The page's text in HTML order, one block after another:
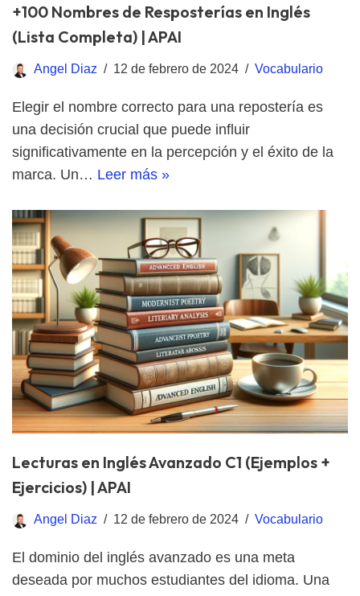
+100 Nombres de Resposterías en Inglés
(Lista Completa) | APAI
Angel Diaz 12 de febrero de 2024 Vocabulario
Elegir el nombre correcto para una repostería es
una decisión crucial que puede influir
significativamente en la percepción y el éxito de la
marca. Un… Leer más »
Lecturas en Inglés Avanzado C1 (Ejemplos +
Ejercicios) | APAI
Angel Diaz 12 de febrero de 2024 Vocabulario
El dominio del inglés avanzado es una meta
deseada por muchos estudiantes del idioma. Una